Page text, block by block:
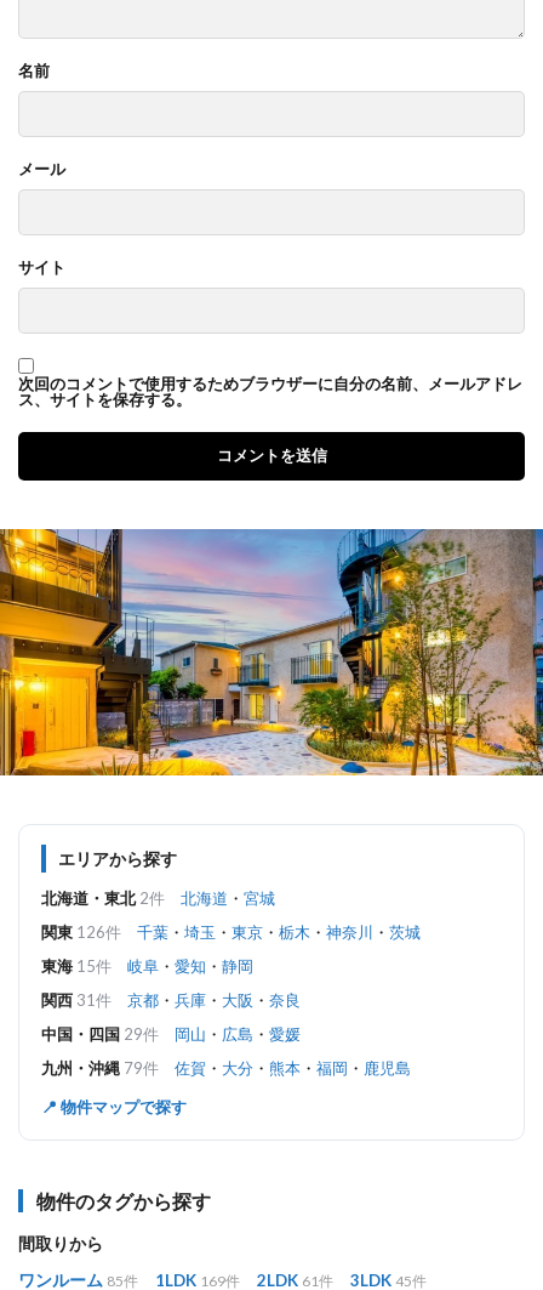
名前
メール
サイト
次回のコメントで使用するためブラウザーに自分の名前、メールアドレ
ス、サイトを保存する。
エリアから探す
北海道・東北 2件 北海道 ・ 宮城
関東 126件 千葉 ・ 埼玉 ・ 東京 ・ 栃木 ・ 神奈川 ・ 茨城
東海 15件 岐阜 ・ 愛知 ・ 静岡
関西 31件 京都 ・ 兵庫 ・ 大阪 ・ 奈良
中国・四国 29件 岡山 ・ 広島 ・ 愛媛
九州・沖縄 79件 佐賀 ・ 大分 ・ 熊本 ・ 福岡 ・ 鹿児島
📍 物件マップで探す
物件のタグから探す
間取りから
ワンルーム 85件 1LDK 169件 2LDK 61件 3LDK 45件